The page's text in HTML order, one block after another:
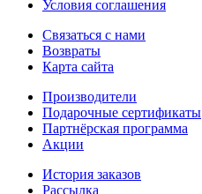
Условия соглашения
Связаться с нами
Возвраты
Карта сайта
Производители
Подарочные сертификаты
Партнёрская программа
Акции
История заказов
Рассылка